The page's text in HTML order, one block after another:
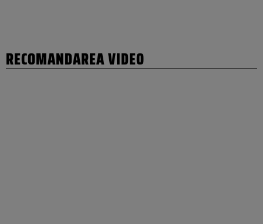
RECOMANDAREA VIDEO